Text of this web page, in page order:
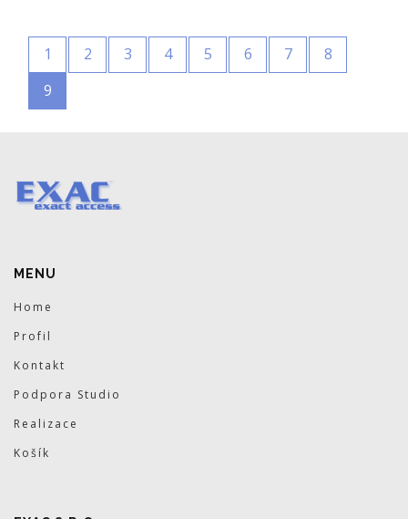
1 2 3 4 5 6 7
8
9
MENU
Home
Profil
Kontakt
Podpora Studio
Realizace
Košík